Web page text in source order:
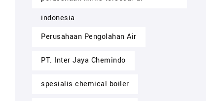
indonesia
Perusahaan Pengolahan Air
PT. Inter Jaya Chemindo
spesialis chemical boiler